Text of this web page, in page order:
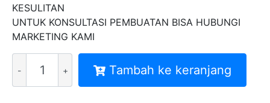
KESULITAN
UNTUK KONSULTASI PEMBUATAN BISA HUBUNGI
MARKETING KAMI
MITRA
HURUF
Tambah ke keranjang